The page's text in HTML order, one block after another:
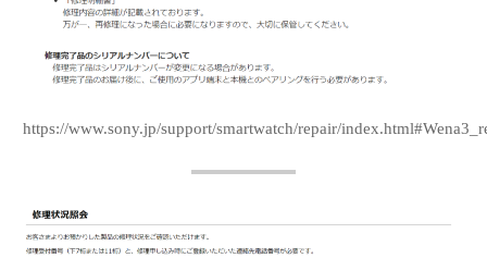
https://www.sony.jp/support/smartwatch/repair/